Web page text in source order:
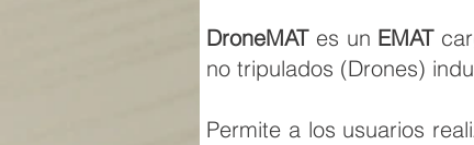
DroneMAT es un EMAT
no tripulados (Drones)
Permite a los usuarios